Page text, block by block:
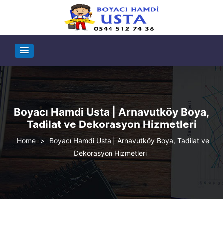
Boyacı Hamdi Usta | Arnavutköy Boya,
Tadilat ve Dekorasyon Hizmetleri
>
Boyacı Hamdi Usta | Arnavutköy Boya, Tadilat ve
Dekorasyon Hizmetleri